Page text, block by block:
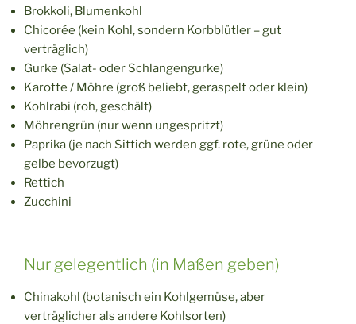
Brokkoli, Blumenkohl
Chicorée (kein Kohl, sondern Korbblütler – gut
verträglich)
Gurke (Salat- oder Schlangengurke)
Karotte / Möhre (groß beliebt, geraspelt oder klein)
Kohlrabi (roh, geschält)
Möhrengrün (nur wenn ungespritzt)
Paprika (je nach Sittich werden ggf. rote, grüne oder
gelbe bevorzugt)
Rettich
Zucchini
Nur gelegentlich (in Maßen geben)
Chinakohl (botanisch ein Kohlgemüse, aber
verträglicher als andere Kohlsorten)